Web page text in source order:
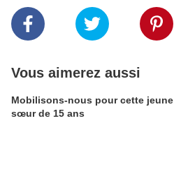
Vous aimerez aussi
Mobilisons-nous pour cette jeune
sœur de 15 ans